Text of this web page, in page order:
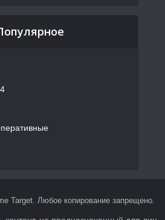
Target. Любое копирование запрещено.